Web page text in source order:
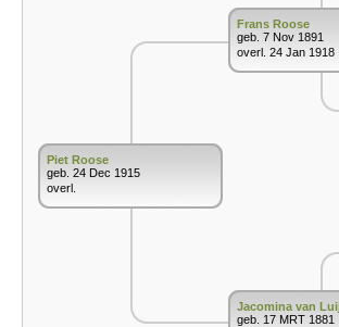
Piet Roose
geb. 24 Dec 1915
overl.
Frans Roose
geb. 7 Nov 1891
overl. 24 Jan 1918
Jacomina van
geb. 17 MRT 1881